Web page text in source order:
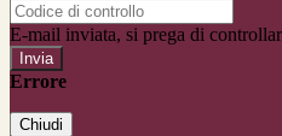
E-mail inviata, si prega di
Errore
Chiudi